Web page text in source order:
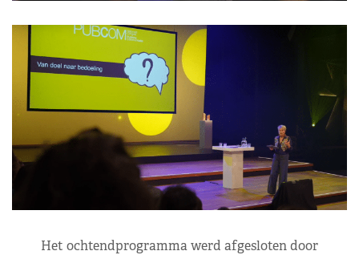
Het ochtendprogramma werd afgesloten door